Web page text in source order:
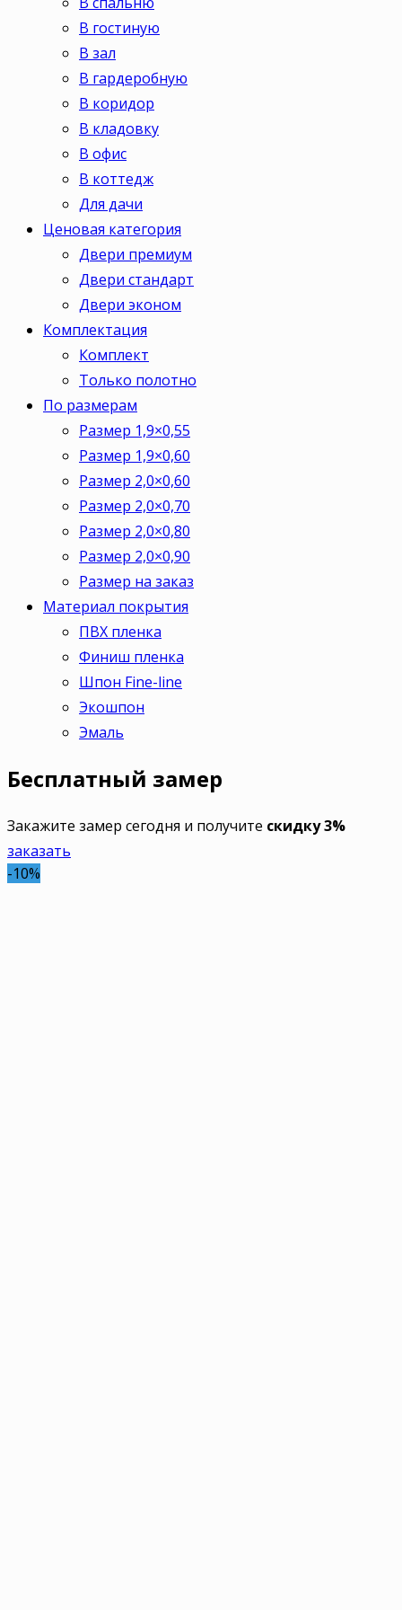
В гостиную
В зал
В гардеробную
В коридор
В кладовку
В офис
В коттедж
Для дачи
Ценовая категория
Двери премиум
Двери стандарт
Двери эконом
Комплектация
Комплект
Только полотно
По размерам
Размер 1,9×0,55
Размер 1,9×0,60
Размер 2,0×0,60
Размер 2,0×0,70
Размер 2,0×0,80
Размер 2,0×0,90
Размер на заказ
Материал покрытия
ПВХ пленка
Финиш пленка
Шпон Fine-line
Экошпон
Эмаль
Бесплатный замер
Закажите замер сегодня и получите скидку 3%
заказать
-10%